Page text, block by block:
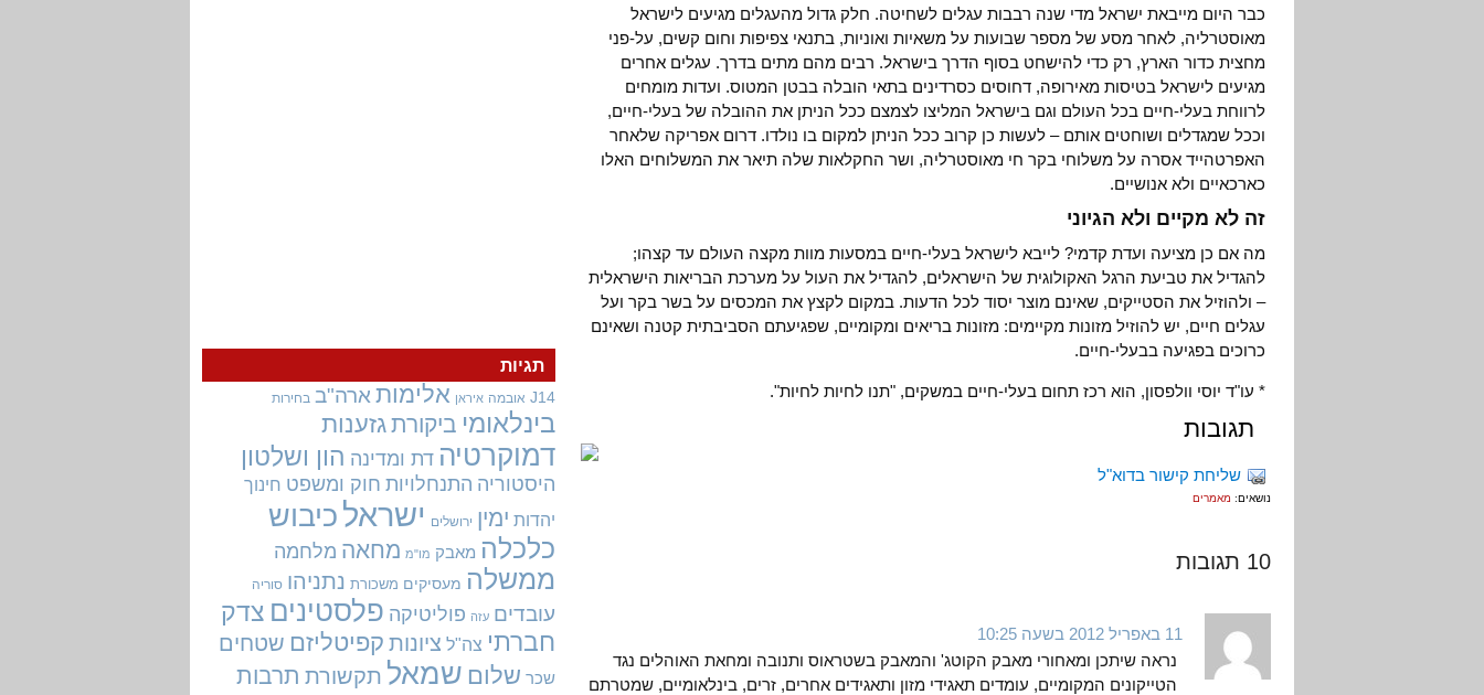
כבר היום מייבאת ישראל מדי שנה רבבות עגלים לשחיטה. חלק גדול מהעגלים מגיעים לישראל
מאוסטרליה, לאחר מסע של מספר שבועות על משאיות ואוניות, בתנאי צפיפות וחום קשים, על-פני
מחצית כדור הארץ, רק כדי להישחט בסוף הדרך בישראל. רבים מהם מתים בדרך. עגלים אחרים
מגיעים לישראל בטיסות מאירופה, דחוסים כסרדינים בתאי הובלה בבטן המטוס. ועדות מומחים
לרווחת בעלי-חיים בכל העולם וגם בישראל המליצו לצמצם ככל הניתן את ההובלה של בעלי-חיים,
וככל שמגדלים ושוחטים אותם – לעשות כן קרוב ככל הניתן למקום בו נולדו. דרום אפריקה שלאחר
האפרטהייד אסרה על משלוחי בקר חי מאוסטרליה, ושר החקלאות שלה תיאר את המשלוחים האלו
כארכאיים ולא אנושיים.
זה לא מקיים ולא הגיוני
מה אם כן מציעה ועדת קדמי? לייבא לישראל בעלי-חיים במסעות מוות מקצה העולם עד קצהו;
להגדיל את טביעת הרגל האקולוגית של הישראלים, להגדיל את העול על מערכת הבריאות הישראלית
– ולהוזיל את הסטייקים, שאינם מוצר יסוד לכל הדעות. במקום לקצץ את המכסים על בשר בקר ועל
עגלים חיים, יש להוזיל מזונות מקיימים: מזונות בריאים ומקומיים, שפגיעתם הסביבתית קטנה ושאינם
כרוכים בפגיעה בבעלי-חיים.
* עו"ד יוסי וולפסון, הוא רכז תחום בעלי-חיים במשקים, "תנו לחיות לחיות".
תגובות
שליחת קישור בדוא"ל
נושאים: מאמרים
10 תגובות
11 באפריל 2012 בשעה 10:25
נראה שיתכן ומאחורי מאבק הקוטג' והמאבק בשטראוס ותנובה ומחאת האוהלים נגד
הטייקונים המקומיים, עומדים תאגידי מזון ותאגידים אחרים, זרים, בינלאומיים, שמטרתם
תגיות
J14 אובמה איראן אלימות ארה"ב בחירות
בינלאומי ביקורתגזענות
דמוקרטיה דת ומדינה הון ושלטון
היסטוריה התנחלויות חוק ומשפט חינוך
יהדות ימין ירושלים ישראל כיבוש
כלכלה מאבק מו"מ מחאה מלחמה
ממשלה מעסיקים משכורת נתניהו סוריה
עובדים עזה פוליטיקה פלסטינים צדק
חברתי צה"ל ציונות קפיטליזם שטחים
שכר שלום שמאל תקשורת תרבות